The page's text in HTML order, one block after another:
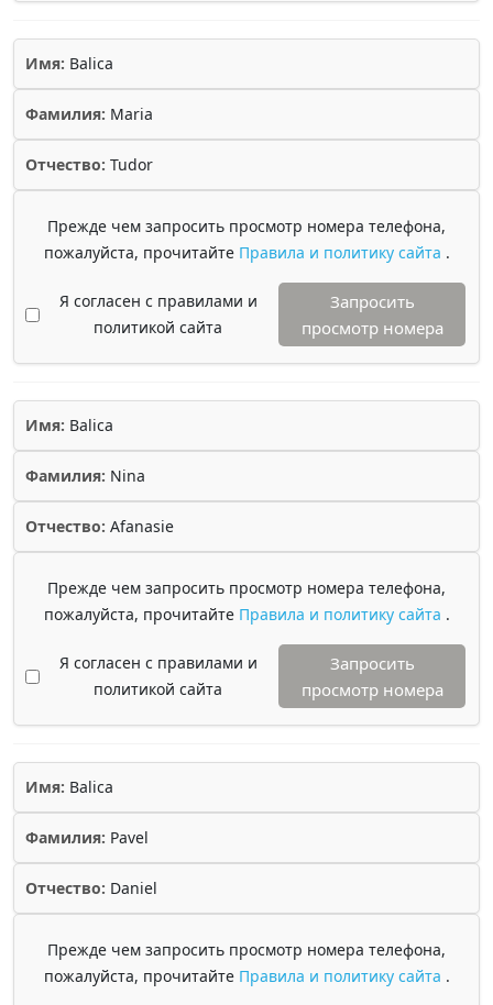
Имя: Balica
Фамилия: Maria
Отчество: Tudor
Прежде чем запросить просмотр номера телефона,
пожалуйста, прочитайте Правила и политику сайта .
Я согласен с правилами и
политикой сайта
Запросить
просмотр номера
Имя: Balica
Фамилия: Nina
Отчество: Afanasie
Прежде чем запросить просмотр номера телефона,
пожалуйста, прочитайте Правила и политику сайта .
Я согласен с правилами и
политикой сайта
Запросить
просмотр номера
Имя: Balica
Фамилия: Pavel
Отчество: Daniel
Прежде чем запросить просмотр номера телефона,
пожалуйста, прочитайте Правила и политику сайта .